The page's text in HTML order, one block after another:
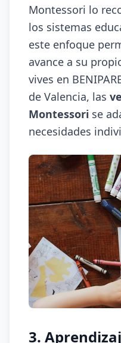
Montessori lo
los sistemas
este enfoque
avance a su
vives en
de Valencia, las
Montessori se
necesidades
3.